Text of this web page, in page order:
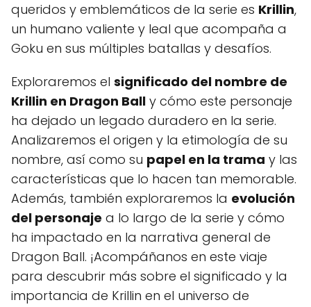
queridos y emblemáticos de la serie es Krillin,
un humano valiente y leal que acompaña a
Goku en sus múltiples batallas y desafíos.
Exploraremos el significado del nombre de
Krillin en Dragon Ball y cómo este personaje
ha dejado un legado duradero en la serie.
Analizaremos el origen y la etimología de su
nombre, así como su papel en la trama y las
características que lo hacen tan memorable.
Además, también exploraremos la evolución
del personaje a lo largo de la serie y cómo
ha impactado en la narrativa general de
Dragon Ball. ¡Acompáñanos en este viaje
para descubrir más sobre el significado y la
importancia de Krillin en el universo de